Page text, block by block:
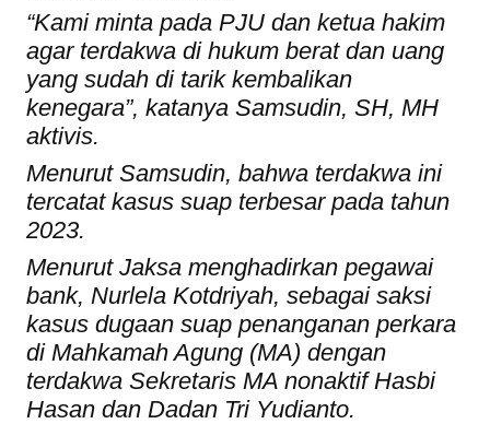
“Kami minta pada PJU dan ketua hakim
agar terdakwa di hukum berat dan uang
yang sudah di tarik kembalikan
kenegara”, katanya Samsudin, SH, MH
aktivis.
Menurut Samsudin, bahwa terdakwa ini
tercatat kasus suap terbesar pada tahun
2023.
Menurut Jaksa menghadirkan pegawai
bank, Nurlela Kotdriyah, sebagai saksi
kasus dugaan suap penanganan perkara
di Mahkamah Agung (MA) dengan
terdakwa Sekretaris MA nonaktif Hasbi
Hasan dan Dadan Tri Yudianto.